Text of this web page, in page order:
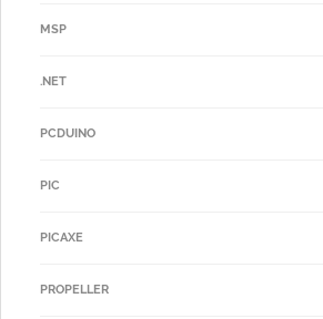
MSP
.NET
PCDUINO
PIC
PICAXE
PROPELLER